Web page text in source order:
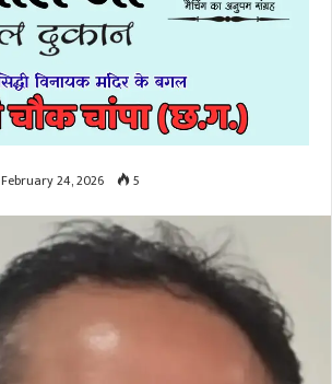
February 24, 2026 5